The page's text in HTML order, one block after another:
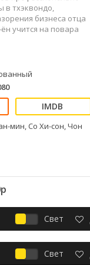
Спорт
Триллеры
Фэнтези
Фильмы из соцетей
в тхэквондо,
бизнеса отца
учится на повара
мин, Со Хи-сон, Чон
Свет
Свет